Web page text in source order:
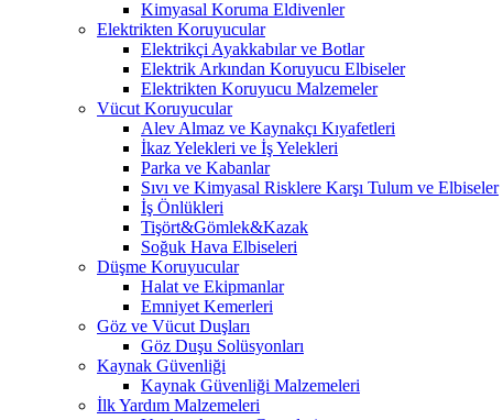
Kimyasal Koruma Eldivenler
Elektrikten Koruyucular
Elektrikçi Ayakkabılar ve Botlar
Elektrik Arkından Koruyucu Elbiseler
Elektrikten Koruyucu Malzemeler
Vücut Koruyucular
Alev Almaz ve Kaynakçı Kıyafetleri
İkaz Yelekleri ve İş Yelekleri
Parka ve Kabanlar
Sıvı ve Kimyasal Risklere Karşı Tulum ve Elbiseler
İş Önlükleri
Tişört&Gömlek&Kazak
Soğuk Hava Elbiseleri
Düşme Koruyucular
Halat ve Ekipmanlar
Emniyet Kemerleri
Göz ve Vücut Duşları
Göz Duşu Solüsyonları
Kaynak Güvenliği
Kaynak Güvenliği Malzemeleri
İlk Yardım Malzemeleri